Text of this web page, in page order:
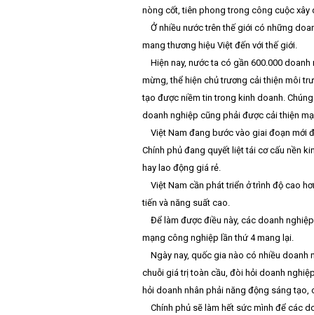
nòng cốt, tiên phong trong công cuộc xây
Ở nhiều nước trên thế giới có những
mang thương hiệu Việt đến với thế giới.
Hiện nay, nước ta có gần 600.000
mừng, thể hiện chủ trương cải thiện môi
tạo được niềm tin trong kinh doanh.
doanh nghiệp cũng phải được cải thiện
Việt Nam đang bước vào giai đoạn mới
Chính phủ đang quyết liệt tái cơ cấu nền
hay lao động giá rẻ.
Việt Nam cần phát triển ở trình độ cao
tiến và năng suất cao.
Để làm được điều này, các doanh
mạng công nghiệp lần thứ 4 mang lại.
Ngày nay, quốc gia nào có nhiều
chuỗi giá trị toàn cầu, đòi hỏi doanh
hỏi doanh nhân phải năng động sáng
Chính phủ sẽ làm hết sức mình để các